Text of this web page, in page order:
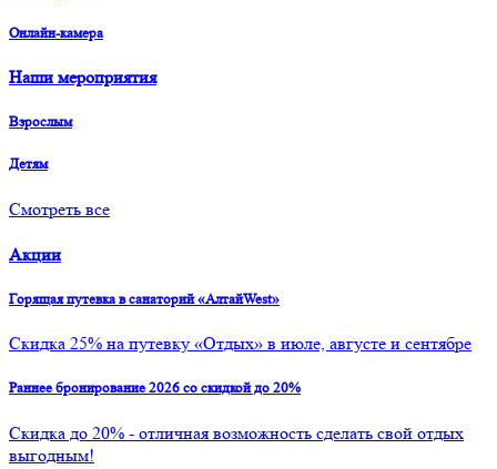
Онлайн-камера
Наши мероприятия
Взрослым
Детям
Смотреть все
Акции
Горящая путевка в санаторий «АлтайWest»
Скидка 25% на путевку «Отдых» в июле, августе и сентябре
Раннее бронирование 2026 со скидкой до 20%
Скидка до 20% - отличная возможность сделать свой отдых
выгодным!